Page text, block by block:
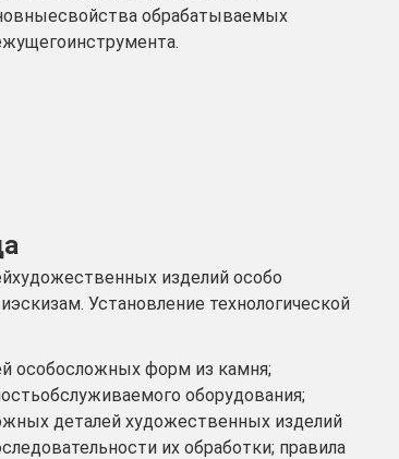
обрабатываемых
изделий особо
Установление технологической
особосложных форм из камня;
оборудования;
деталей художественных изделий
их обработки; правила